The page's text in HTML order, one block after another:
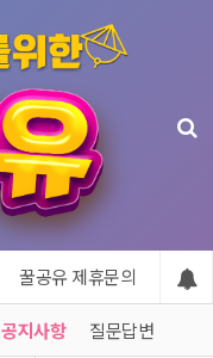
꿀공유 제휴문의
공지사항 질문답변